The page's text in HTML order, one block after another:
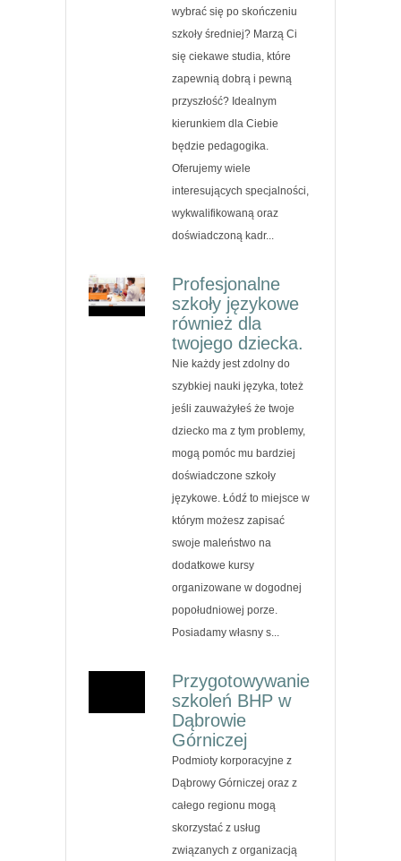
wybrać się po skończeniu
szkoły średniej? Marzą Ci
się ciekawe studia, które
zapewnią dobrą i pewną
przyszłość? Idealnym
kierunkiem dla Ciebie
będzie pedagogika.
Oferujemy wiele
interesujących specjalności,
wykwalifikowaną oraz
doświadczoną kadr...
Profesjonalne
szkoły językowe
również dla
twojego dziecka.
Nie każdy jest zdolny do
szybkiej nauki języka, toteż
jeśli zauważyłeś że twoje
dziecko ma z tym problemy,
mogą pomóc mu bardziej
doświadczone szkoły
językowe. Łódź to miejsce w
którym możesz zapisać
swoje maleństwo na
dodatkowe kursy
organizowane w dogodnej
popołudniowej porze.
Posiadamy własny s...
Przygotowywanie
szkoleń BHP w
Dąbrowie
Górniczej
Podmioty korporacyjne z
Dąbrowy Górniczej oraz z
całego regionu mogą
skorzystać z usług
związanych z organizacją